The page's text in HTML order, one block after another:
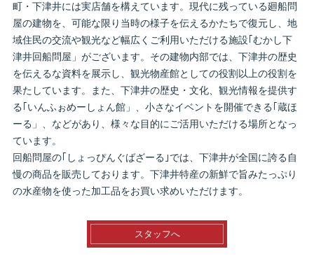
町・下津井には実店舗を構えています。現代に残っている廻船問
屋の建物を、可能な限り当時の様子を伝えるかたちで復元し、地
域住民の交流や観光など幅広くご利用いただける施設｢むかし下
津井回船問屋」がございます。その建物内部では、下津井の歴史
を伝えるな資料を展示し、観光物産館としての役割以上の役割を
果たしています。また、下津井の歴史・文化、観光情報を提供す
る｢いんふぉめーしょん館」、小さなイベントを開催できる｢蔵ほ
ーる」、などがあり、様々な目的にご活用いただける場所となっ
ています。
回船問屋の｢しょっぴんぐばざーる｣では、下津井が全国に誇る自
慢の商品を販売しております。下津井特産の新鮮で旨みたっぷり
の水産物を使った加工品をお買い求めいただけます。
スタッフへ